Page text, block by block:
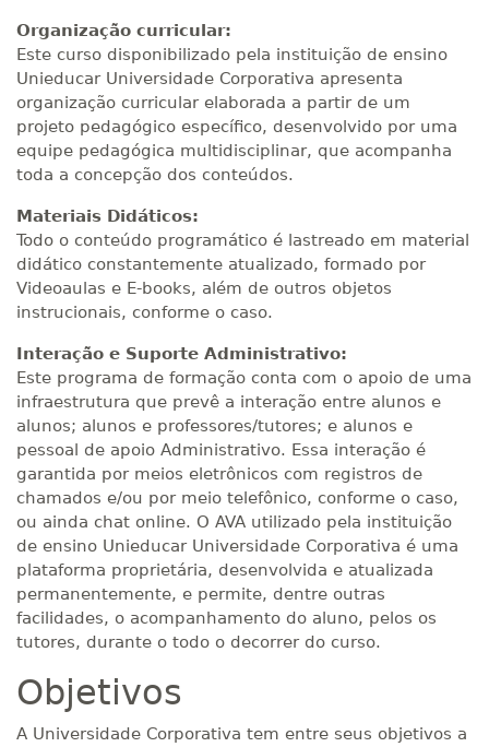
Organização curricular:
Este curso disponibilizado pela instituição de ensino
Unieducar Universidade Corporativa apresenta
organização curricular elaborada a partir de um
projeto pedagógico específico, desenvolvido por uma
equipe pedagógica multidisciplinar, que acompanha
toda a concepção dos conteúdos.
Materiais Didáticos:
Todo o conteúdo programático é lastreado em material
didático constantemente atualizado, formado por
Videoaulas e E-books, além de outros objetos
instrucionais, conforme o caso.
Interação e Suporte Administrativo:
Este programa de formação conta com o apoio de uma
infraestrutura que prevê a interação entre alunos e
alunos; alunos e professores/tutores; e alunos e
pessoal de apoio Administrativo. Essa interação é
garantida por meios eletrônicos com registros de
chamados e/ou por meio telefônico, conforme o caso,
ou ainda chat online. O AVA utilizado pela instituição
de ensino Unieducar Universidade Corporativa é uma
plataforma proprietária, desenvolvida e atualizada
permanentemente, e permite, dentre outras
facilidades, o acompanhamento do aluno, pelos os
tutores, durante o todo o decorrer do curso.
Objetivos
A Universidade Corporativa tem entre seus objetivos a